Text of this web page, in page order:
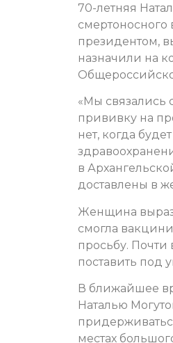
70-летняя
смертоносного
президентом,
назначили на
«Мы связались
прививку на
нет, когда
в
доставлены в
Женщина
смогла
просьбу. Почти
поставить под
В ближайшее
Наталью
местах